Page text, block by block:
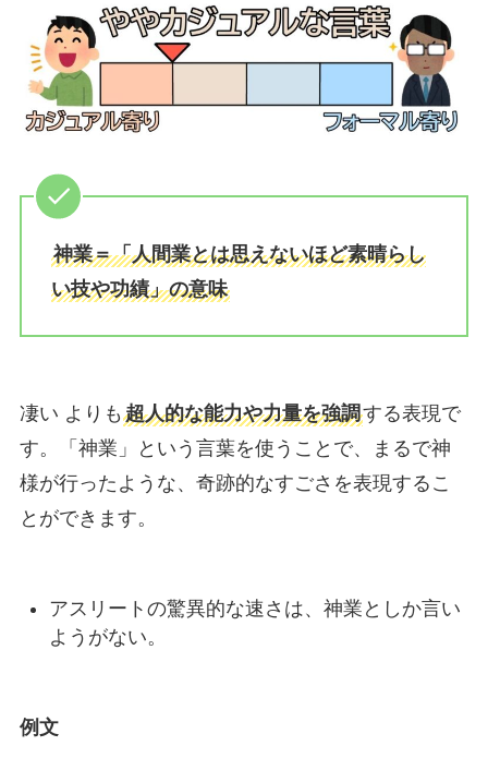
神業＝「人間業とは思えないほど素晴らし
い技や功績」の意味
凄い よりも 超人的な能力や力量を強調する表現で
す。「神業」という言葉を使うことで、まるで神
様が行ったような、奇跡的なすごさを表現するこ
とができます。
アスリートの驚異的な速さは、神業としか言い
ようがない。
例文